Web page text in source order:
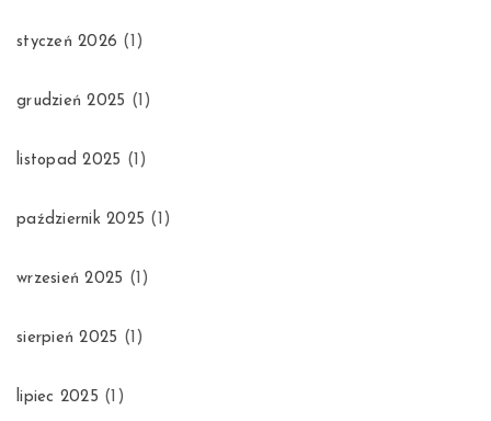
styczeń 2026 (1)
grudzień 2025 (1)
listopad 2025 (1)
październik 2025 (1)
wrzesień 2025 (1)
sierpień 2025 (1)
lipiec 2025 (1)